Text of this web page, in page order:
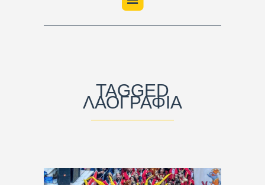
TAGGED
ΛΑΟΓΡΑΦΊΑ